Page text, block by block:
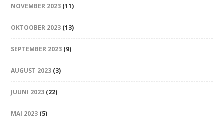
NOVEMBER 2023 (11)
OKTOOBER 2023 (13)
SEPTEMBER 2023 (9)
AUGUST 2023 (3)
JUUNI 2023 (22)
MAI 2023 (5)